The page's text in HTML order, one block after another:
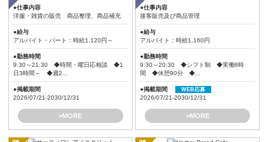
●仕事内容
洋服・雑貨の販売 商品整理、商品補充
●給与
アルバイト・パート：時給1,120円～
●勤務時間
9:30～21:30 ◆時間・曜日応相談 ◆1
日3時間～ ◆週2...
●掲載期間
2026/07/21-2030/12/31
>MORE
●仕事内容
接客販売及び商品管理
●給与
アルバイト：時給1,160円
●勤務時間
9:30～20:30 ◆シフト制 ◆実働8時
間 ◆休憩90分 ◆...
●掲載期間 WEB応募
2026/07/21-2030/12/31
>MORE